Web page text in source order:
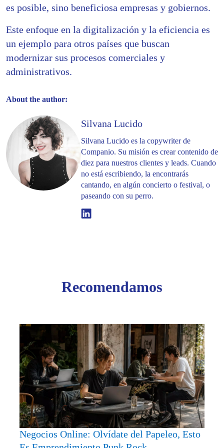
es posible, sino beneficiosa empresas y gobiernos.
Este enfoque en la digitalización y la eficiencia es
un ejemplo para otros países que buscan
modernizar sus procesos comerciales y
administrativos.
About the author:
Silvana Lucido
Silvana Lucido es la copywriter de
Companio. Su misión es crear contenido de
diez para nuestros clientes y leads. Cuando
no está escribiendo, la encontrarás
cantando, en algún concierto o festival, o
paseando con su perro.
Linkedin
Recomendamos
del
Es
Negocios Online: Olvídate del Papeleo, Esto